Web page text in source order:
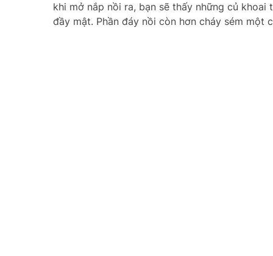
khi mở nắp nồi ra, bạn sẽ thấy những củ
đầy mật. Phần đáy nồi còn hơn cháy sém một